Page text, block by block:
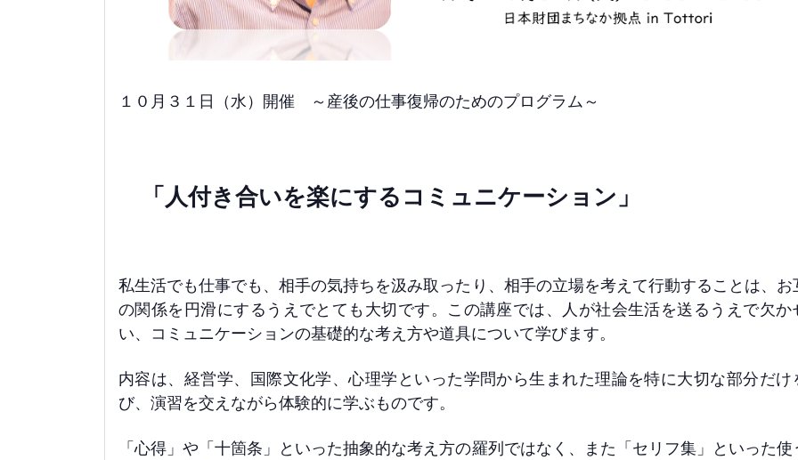
１０月３１日（水）開催 ～産後の仕事復帰のためのプログラム～
「人付き合いを楽にするコミュニケーション」
私生活でも仕事でも、相手の気持ちを汲み取ったり、相手の立場を考えて行動することは、お
の関係を円滑にするうえでとても大切です。この講座では、人が社会生活を送るうえで欠か
い、コミュニケーションの基礎的な考え方や道具について学びます。
内容は、経営学、国際文化学、心理学といった学問から生まれた理論を特に大切な部分だけ
び、演習を交えながら体験的に学ぶものです。
「心得」や「十箇条」といった抽象的な考え方の羅列ではなく、また「セリフ集」といった使